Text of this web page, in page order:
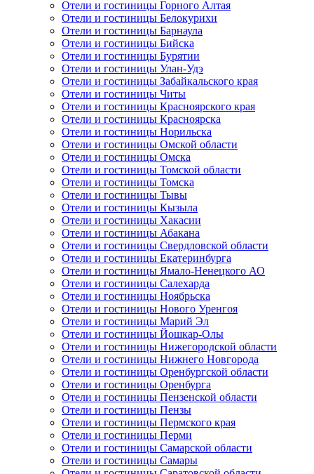
Отели и гостиницы Горного Алтая
Отели и гостиницы Белокурихи
Отели и гостиницы Барнаула
Отели и гостиницы Бийска
Отели и гостиницы Бурятии
Отели и гостиницы Улан-Удэ
Отели и гостиницы Забайкальского края
Отели и гостиницы Читы
Отели и гостиницы Красноярского края
Отели и гостиницы Красноярска
Отели и гостиницы Норильска
Отели и гостиницы Омской области
Отели и гостиницы Омска
Отели и гостиницы Томской области
Отели и гостиницы Томска
Отели и гостиницы Тывы
Отели и гостиницы Кызыла
Отели и гостиницы Хакасии
Отели и гостиницы Абакана
Отели и гостиницы Свердловской области
Отели и гостиницы Екатеринбурга
Отели и гостиницы Ямало-Ненецкого АО
Отели и гостиницы Салехарда
Отели и гостиницы Ноябрьска
Отели и гостиницы Нового Уренгоя
Отели и гостиницы Марий Эл
Отели и гостиницы Йошкар-Олы
Отели и гостиницы Нижегородской области
Отели и гостиницы Нижнего Новгорода
Отели и гостиницы Оренбургской области
Отели и гостиницы Оренбурга
Отели и гостиницы Пензенской области
Отели и гостиницы Пензы
Отели и гостиницы Пермского края
Отели и гостиницы Перми
Отели и гостиницы Самарской области
Отели и гостиницы Самары